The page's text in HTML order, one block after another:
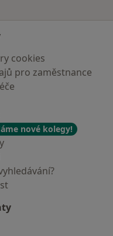
cookies
pro zaměstnance
nové kolegy!